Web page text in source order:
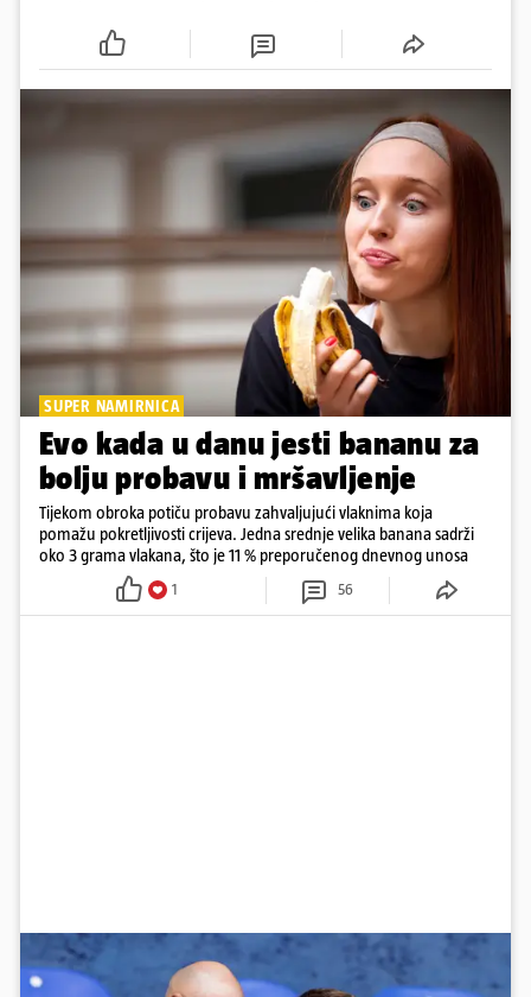
cijepljen protiv virusnih zaraznih bolesti
SUPER NAMIRNICA
Evo kada u danu jesti bananu za
bolju probavu i mršavljenje
Tijekom obroka potiču probavu zahvaljujući vlaknima koja
pomažu pokretljivosti crijeva. Jedna srednje velika banana sadrži
oko 3 grama vlakana, što je 11 % preporučenog dnevnog unosa
1 56